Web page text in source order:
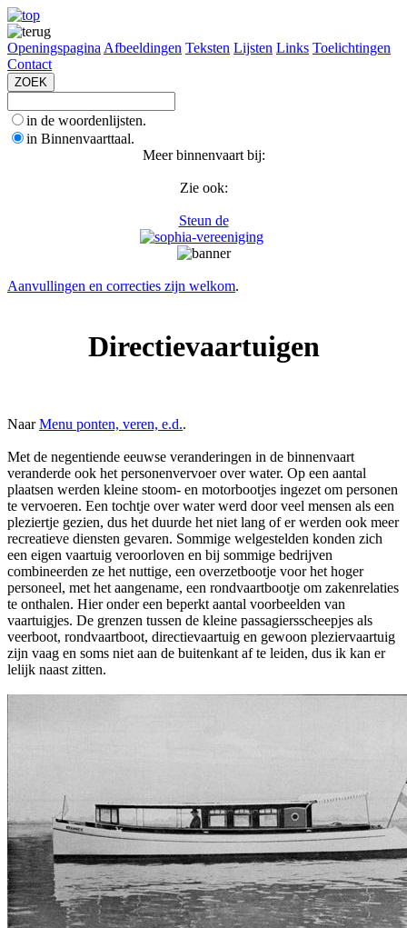
Openingspagina Afbeeldingen Teksten Lijsten Links Toelichtingen
Contact
in de woordenlijsten.
in Binnenvaarttaal.
Meer binnenvaart bij:
Zie ook:
Steun de
Aanvullingen en correcties zijn welkom.
Directievaartuigen
NaarMenu ponten, veren, e.d..
Met de negentiende eeuwse veranderingen in de binnenvaart
veranderde ook het personenvervoer over water. Op een aantal
plaatsen werden kleine stoom- en motorbootjes ingezet om personen
te vervoeren. Een tochtje over water werd door veel mensen als een
pleziertje gezien, dus het duurde het niet lang of er werden ook meer
recreatieve diensten gevaren. Sommige welgestelden konden zich
een eigen vaartuig veroorloven en bij sommige bedrijven
combineerden ze het nuttige, een overzetbootje voor het hoger
personeel, met het aangename, een rondvaartbootje om zakenrelaties
te onthalen. Hier onder een beperkt aantal voorbeelden van
vaartuigjes. De grenzen tussen de kleine passagiersscheepjes als
veerboot, rondvaartboot, directievaartuig en gewoon pleziervaartuig
zijn vaag en soms niet aan de buitenkant af te leiden, dus ik kan er
lelijk naast zitten.